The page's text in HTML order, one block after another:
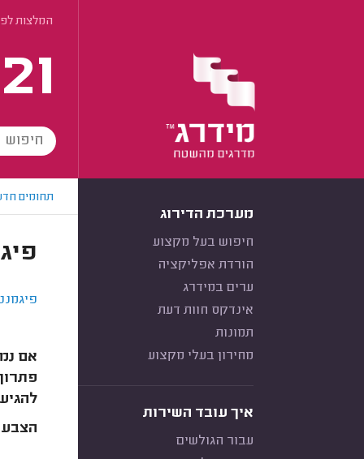
המלצות
מערכת הדירוג
חיפוש בעל מקצוע
הורדת אפליקציה
ערים במידרג
אינדקס חוות דעת
תמונות
מחירון בעלי מקצוע
איך עובד השירות
עבור הגולשים
תחומים
אם